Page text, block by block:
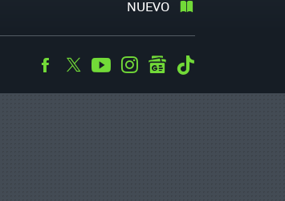
NUEVO
Facebook
TwitterYoutubeInstagramgooglenews